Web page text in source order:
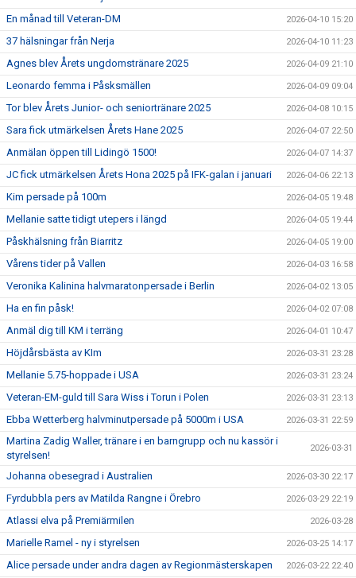
En månad till Veteran-DM 2026-04-10 15:20
37 hälsningar från Nerja 2026-04-10 11:23
Agnes blev Årets ungdomstränare 2025 2026-04-09 21:10
Leonardo femma i Påsksmällen 2026-04-09 09:04
Tor blev Årets Junior- och seniortränare 2025 2026-04-08 10:15
Sara fick utmärkelsen Årets Hane 2025 2026-04-07 22:50
Anmälan öppen till Lidingö 1500! 2026-04-07 14:37
JC fick utmärkelsen Årets Hona 2025 på IFK-galan i januari 2026-04-06 22:13
Kim persade på 100m 2026-04-05 19:48
Mellanie satte tidigt utepers i längd 2026-04-05 19:44
Påskhälsning från Biarritz 2026-04-05 19:00
Vårens tider på Vallen 2026-04-03 16:58
Veronika Kalinina halvmaratonpersade i Berlin 2026-04-02 13:05
Ha en fin påsk! 2026-04-02 07:08
Anmäl dig till KM i terräng 2026-04-01 10:47
Höjdårsbästa av KIm 2026-03-31 23:28
Mellanie 5.75-hoppade i USA 2026-03-31 23:24
Veteran-EM-guld till Sara Wiss i Torun i Polen 2026-03-31 23:13
Ebba Wetterberg halvminutpersade på 5000m i USA 2026-03-31 22:59
Martina Zadig Waller, tränare i en barngrupp och nu kassör i
styrelsen!
2026-03-31
Johanna obesegrad i Australien 2026-03-30 22:17
Fyrdubbla pers av Matilda Rangne i Örebro 2026-03-29 22:19
Atlassi elva på Premiärmilen 2026-03-28
Marielle Ramel - ny i styrelsen 2026-03-25 14:17
Alice persade under andra dagen av Regionmästerskapen 2026-03-22 22:40